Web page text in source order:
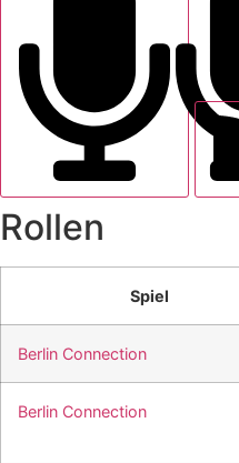
Rollen
Spiel
Berlin Connection
Berlin Connection